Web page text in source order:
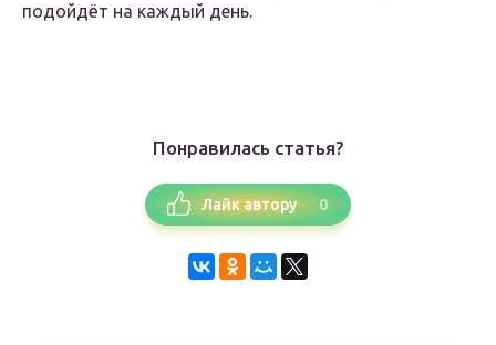
подойдёт на каждый день.
Понравилась статья?
Лайк автору 0